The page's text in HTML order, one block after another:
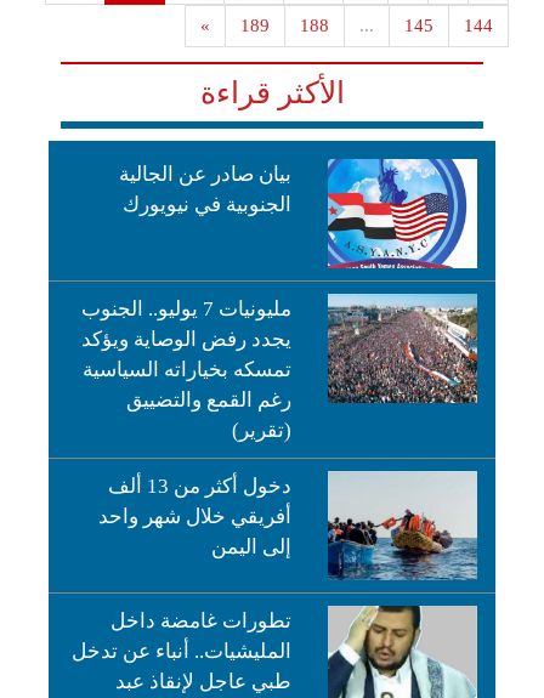
144
145
...
188
189
»
الأكثر قراءة
بيان صادر عن الجالية
الجنوبية في نيويورك
مليونيات 7 يوليو.. الجنوب
يجدد رفض الوصاية ويؤكد
تمسكه بخياراته السياسية
رغم القمع والتضييق
(تقرير)
دخول أكثر من 13 ألف
أفريقي خلال شهر واحد
إلى اليمن
تطورات غامضة داخل
المليشيات.. أنباء عن تدخل
طبي عاجل لإنقاذ عبد